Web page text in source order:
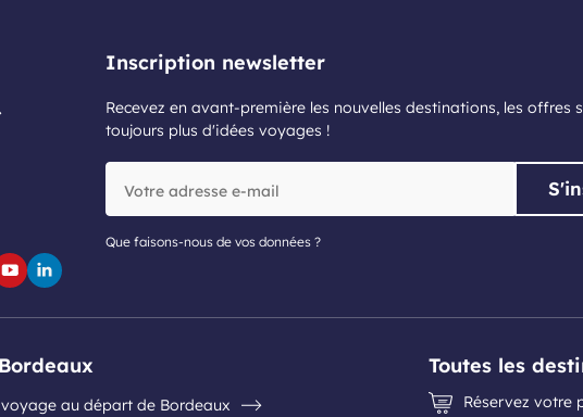
YoutubeLinkedin
Inscription newsletter
Recevez en avant-première les nouvelles destinations, les offres
toujours plus d'idées voyages !
adresse
e-
Que faisons-nous de vos données ?
au départ de Bordeaux
Toutes les
Réservez votre